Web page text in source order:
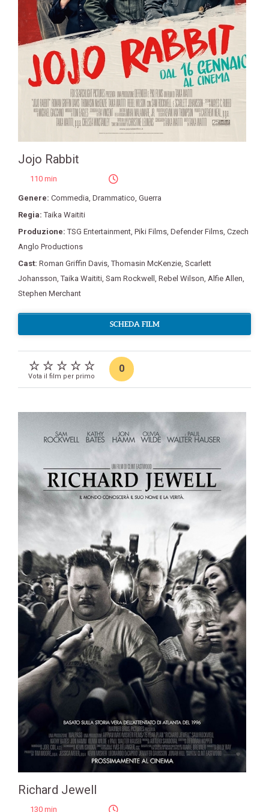
Jojo Rabbit
110 min
Genere: Commedia Drammatico Guerra
Regia:Taika Waititi
Produzione:TSG Entertainment Piki Films Defender Films Czech
Anglo Productions
Cast: Roman Griffin Davis ,Thomasin McKenzie Scarlett
Johansson ,Taika Waititi Sam Rockwell Rebel Wilson Alfie Allen
Stephen Merchant
SCHEDA FILM
Vota il film per primo
0
Richard Jewell
130 min